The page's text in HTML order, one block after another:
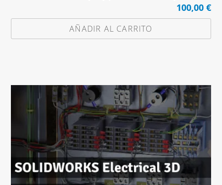
100,00 €
AÑADIR AL CARRITO